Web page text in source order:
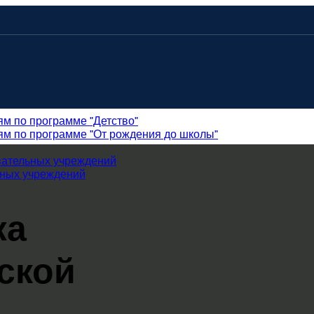
по программе "Детство"
по программе "От рождения до школы"
учреждений
учреждений